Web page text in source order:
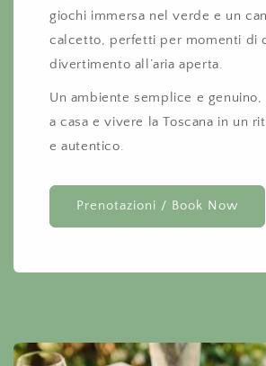
giochi immersa nel verde e un
calcetto, perfetti per momenti di
divertimento all’aria aperta.
Un ambiente semplice e
a casa e vivere la Toscana in un
e autentico.
Prenotazioni / Book Now